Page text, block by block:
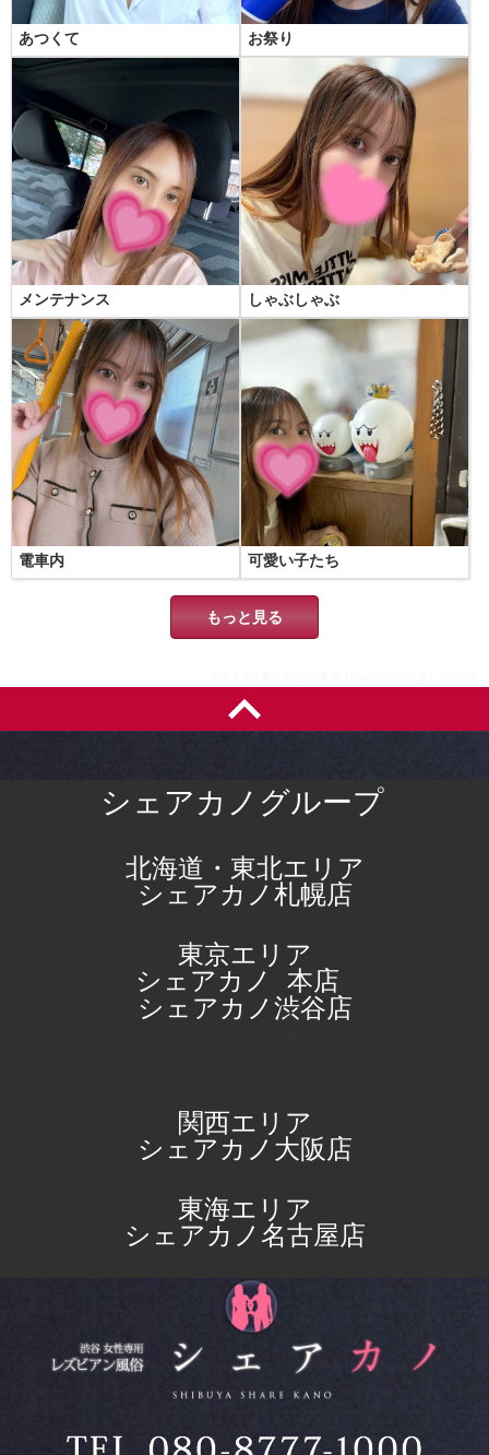
あつくて お祭り
メンテナンス しゃぶしゃぶ
電車内 可愛い子たち
もっと見る
シェアカノグループ
北海道・東北エリア
シェアカノ札幌店
東京エリア
シェアカノ
本店
シェアカノ渋谷店
関西エリア
シェアカノ大阪店
東海エリア
シェアカノ名古屋店